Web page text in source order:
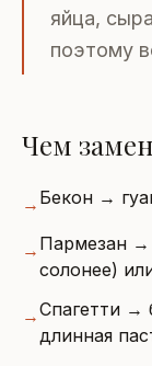
яйца,
поэтому
Чем
→ Бекон →
→ Пармезан →
солонее)
→Спагетти →
длинная